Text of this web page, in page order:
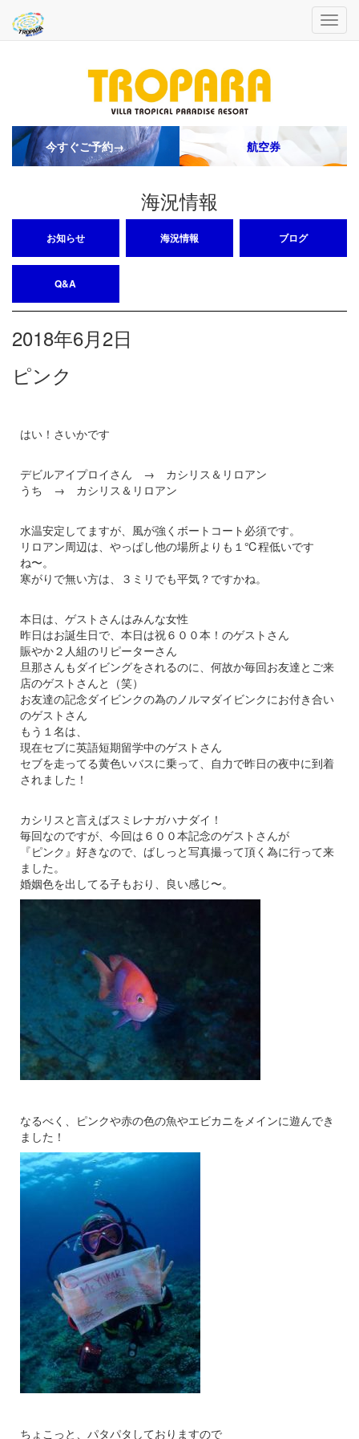
今すぐご予約→ 航空券
海況情報
お知らせ 海況情報 ブログ
Q&A
2018年6月2日
ピンク
はい！さいかです
デビルアイプロイさん → カシリス＆リロアン
うち → カシリス＆リロアン
水温安定してますが、風が強くボートコート必須です。
リロアン周辺は、やっぱし他の場所よりも１℃程低いです
ね〜。
寒がりで無い方は、３ミリでも平気？ですかね。
本日は、ゲストさんはみんな女性
昨日はお誕生日で、本日は祝６００本！のゲストさん
賑やか２人組のリピーターさん
旦那さんもダイビングをされるのに、何故か毎回お友達とご来
店のゲストさんと（笑）
お友達の記念ダイビンクの為のノルマダイビンクにお付き合い
のゲストさん
もう１名は、
現在セブに英語短期留学中のゲストさん
セブを走ってる黄色いバスに乗って、自力で昨日の夜中に到着
されました！
カシリスと言えばスミレナガハナダイ！
毎回なのですが、今回は６００本記念のゲストさんが
『ピンク』好きなので、ばしっと写真撮って頂く為に行って来
ました。
婚姻色を出してる子もおり、良い感じ〜。
なるべく、ピンクや赤の色の魚やエビカニをメインに遊んでき
ました！
ちょこっと、パタパタしておりますので